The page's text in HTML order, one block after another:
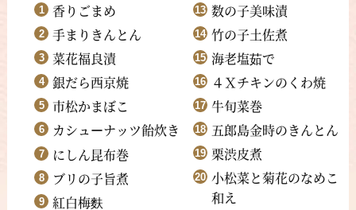
香りごまめ
手まりきんとん
菜花福良漬
銀だら西京焼
市松かまぼこ
カシューナッツ飴炊き
にしん昆布巻
ブリの子旨煮
紅白梅麩
数の子美味漬
竹の子土佐煮
海老塩茹で
４Ｘチキンのくわ焼
牛旬菜巻
五郎島金時のきんとん
栗渋皮煮
小松菜と菊花のなめこ
和え